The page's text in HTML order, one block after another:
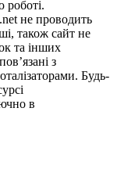
роботі.
не проводить
також сайт не
та інших
з
Будь-
в